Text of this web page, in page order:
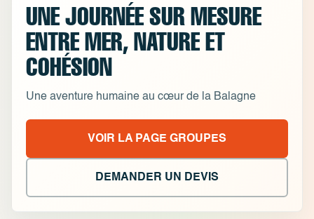
UNE JOURNÉE SUR MESURE
ENTRE MER, NATURE ET
COHÉSION
Une aventure humaine au cœur de la Balagne
VOIR LA PAGE GROUPES
DEMANDER UN DEVIS